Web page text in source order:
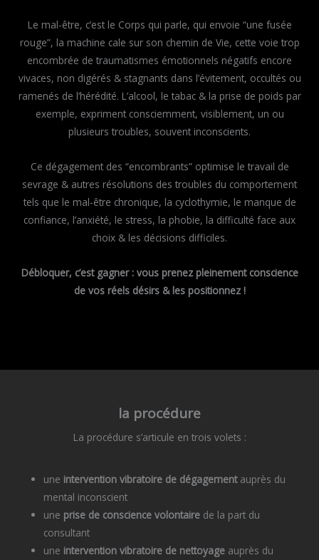
Le mal-être, c’est le Corps qui parle, qui envoie “une fusée
rouge”, la machine cale sur son chemin de Vie, cette voie trop
encombrée de traumatismes émotionnels négatifs encore
vivaces, non digérés & stagnants dans l’évitement, occultés ou
ramenés de l’hérédité. L’alcool, le tabac & la prise de poids par
exemple, expriment consciemment, visiblement, un ou
plusieurs troubles, souvent inconscients.
Ce dégagement des “encombrants” optimise le travail de
sevrage & autres résolutions des troubles du comportement
tels que le mal-être chronique, la cyclothymie, le manque de
confiance, l’anxiété, le stress, la phobie, la difficulté face aux
choix & les décisions difficiles.
Débloquer, c’est gagner : vous prenez pleinement conscience
de vos réels désirs & les positionnez !
la procédure
La procédure s’articule en trois volets :
une intervention vibratoire de dégagementauprès du
mental inconscient
une prise de conscience volontaire de la part du
consultant
une intervention vibratoire de nettoyage auprès du